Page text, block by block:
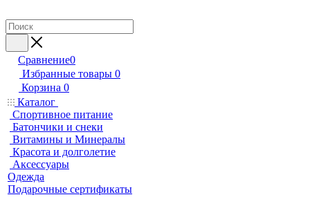
Сравнение0
Избранные товары 0
Корзина 0
Каталог
Спортивное питание
Батончики и снеки
Витамины и Минералы
Красота и долголетие
Аксессуары
Одежда
Подарочные сертификаты